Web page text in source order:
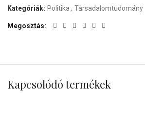
Kategóriák: Politika, Társadalomtudomány
Megosztás
Kapcsolódó termékek